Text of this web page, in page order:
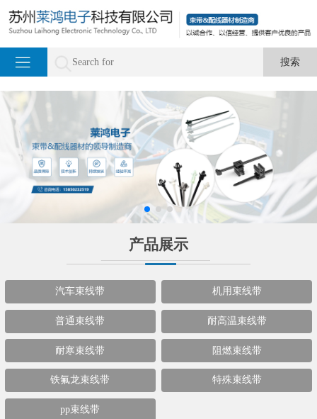
产品展示
汽车束线带 机用束线带
普通束线带 耐高温束线带
耐寒束线带 阻燃束线带
铁氟龙束线带 特殊束线带
pp束线带